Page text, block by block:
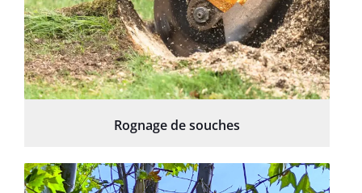
Rognage de souches